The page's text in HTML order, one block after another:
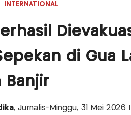
INTERNATIONAL
di Gua
Banjir
, Jurnalis-Minggu, 31 Mei 2026